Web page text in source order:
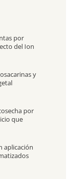
por
del Ion
y
por
que
aplicación